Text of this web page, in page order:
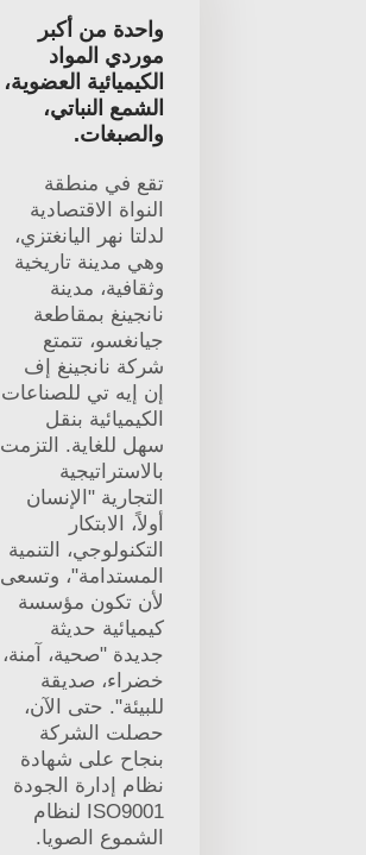
واحدة من أكبر
موردي المواد
الكيميائية العضوية،
الشمع النباتي،
والصبغات.
تقع في منطقة
النواة الاقتصادية
لدلتا نهر اليانغتزي،
وهي مدينة تاريخية
وثقافية، مدينة
نانجينغ بمقاطعة
جيانغسو، تتمتع
شركة نانجينغ إف
إن إيه تي للصناعات
الكيميائية بنقل
سهل للغاية. التزمت
بالاستراتيجية
التجارية "الإنسان
أولاً، الابتكار
التكنولوجي، التنمية
المستدامة"، وتسعى
لأن تكون مؤسسة
كيميائية حديثة
جديدة "صحية، آمنة،
خضراء، صديقة
للبيئة". حتى الآن،
حصلت الشركة
بنجاح على شهادة
نظام إدارة الجودة
ISO9001 لنظام
الشموع الصويا.